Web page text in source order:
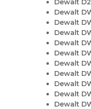
Dewalt
Dewalt
Dewalt
Dewalt
Dewalt
Dewalt
Dewalt
Dewalt
Dewalt
Dewalt